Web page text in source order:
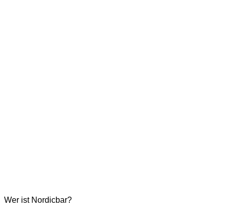
Wer ist Nordicbar?